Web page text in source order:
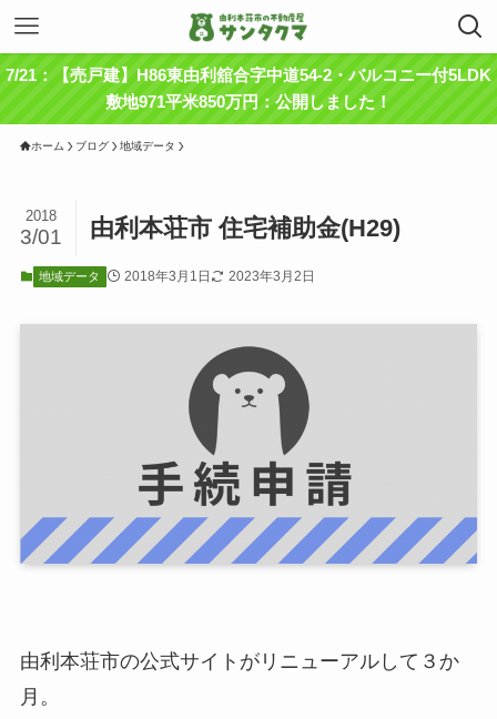
7/21：【売戸建】H86東由利舘合字中道54-2・バルコニー付5LDK
敷地971平米850万円：公開しました！
ホーム ブログ 地域データ
由利本荘市 住宅補助金(H29)
2018
3/01
地域データ 2018年3月1日 2023年3月2日
由利本荘市の公式サイトがリニューアルして３か
月。